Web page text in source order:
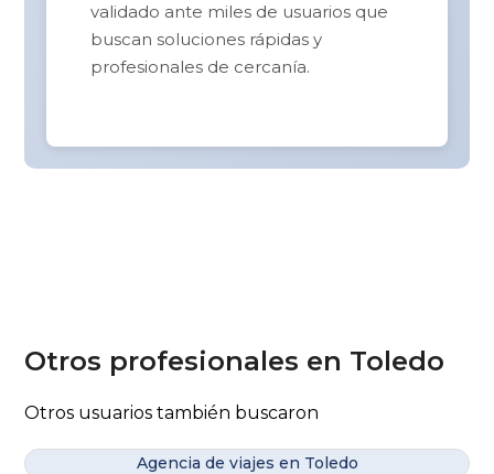
validado ante miles de usuarios que
buscan soluciones rápidas y
profesionales de cercanía.
Otros profesionales en Toledo
Otros usuarios también buscaron
Agencia de viajes en Toledo